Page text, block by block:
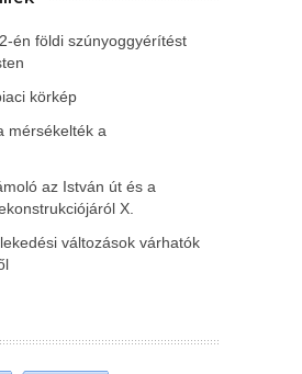
én földi szúnyoggyérítést
körkép
mérsékelték a
az István út és a
X.
változások várhatók